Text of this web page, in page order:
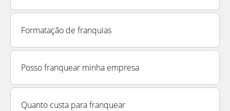
Formatação de franquias
Posso franquear minha empresa
Quanto custa para franquear